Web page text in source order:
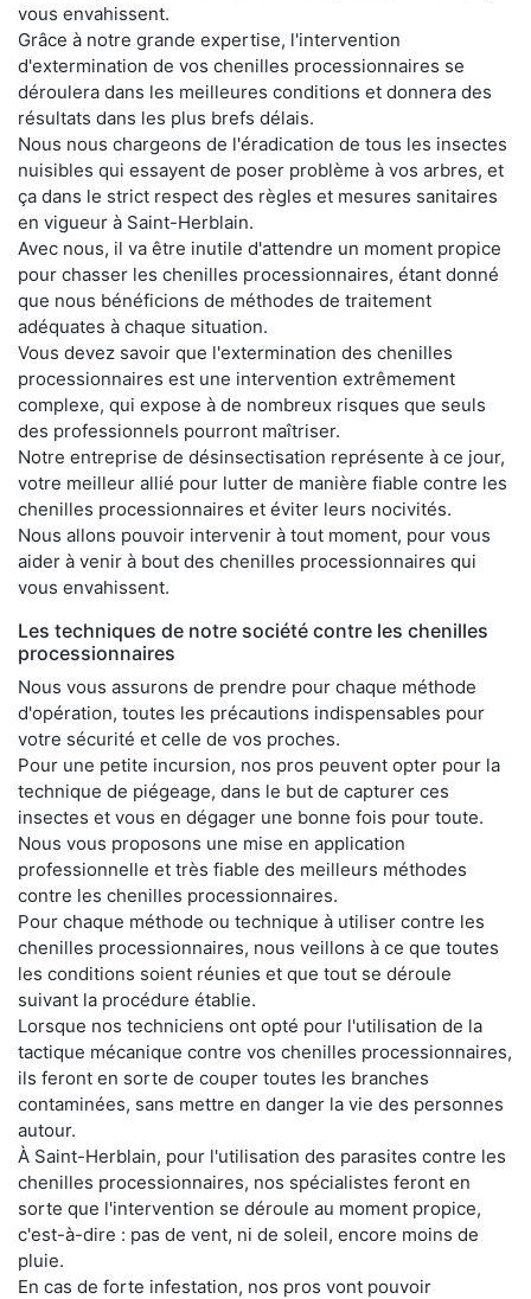
vous envahissent.
Grâce à notre grande expertise, l'intervention
d'extermination de vos chenilles processionnaires se
déroulera dans les meilleures conditions et donnera des
résultats dans les plus brefs délais.
Nous nous chargeons de l'éradication de tous les insectes
nuisibles qui essayent de poser problème à vos arbres, et
ça dans le strict respect des règles et mesures sanitaires
en vigueur à Saint-Herblain.
Avec nous, il va être inutile d'attendre un moment propice
pour chasser les chenilles processionnaires, étant donné
que nous bénéficions de méthodes de traitement
adéquates à chaque situation.
Vous devez savoir que l'extermination des chenilles
processionnaires est une intervention extrêmement
complexe, qui expose à de nombreux risques que seuls
des professionnels pourront maîtriser.
Notre entreprise de désinsectisation représente à ce jour,
votre meilleur allié pour lutter de manière fiable contre les
chenilles processionnaires et éviter leurs nocivités.
Nous allons pouvoir intervenir à tout moment, pour vous
aider à venir à bout des chenilles processionnaires qui
vous envahissent.
Les techniques de notre société contre les chenilles
processionnaires
Nous vous assurons de prendre pour chaque méthode
d'opération, toutes les précautions indispensables pour
votre sécurité et celle de vos proches.
Pour une petite incursion, nos pros peuvent opter pour la
technique de piégeage, dans le but de capturer ces
insectes et vous en dégager une bonne fois pour toute.
Nous vous proposons une mise en application
professionnelle et très fiable des meilleurs méthodes
contre les chenilles processionnaires.
Pour chaque méthode ou technique à utiliser contre les
chenilles processionnaires, nous veillons à ce que toutes
les conditions soient réunies et que tout se déroule
suivant la procédure établie.
Lorsque nos techniciens ont opté pour l'utilisation de la
tactique mécanique contre vos chenilles processionnaires,
ils feront en sorte de couper toutes les branches
contaminées, sans mettre en danger la vie des personnes
autour.
À Saint-Herblain, pour l'utilisation des parasites contre les
chenilles processionnaires, nos spécialistes feront en
sorte que l'intervention se déroule au moment propice,
c'est-à-dire : pas de vent, ni de soleil, encore moins de
pluie.
En cas de forte infestation, nos pros vont pouvoir